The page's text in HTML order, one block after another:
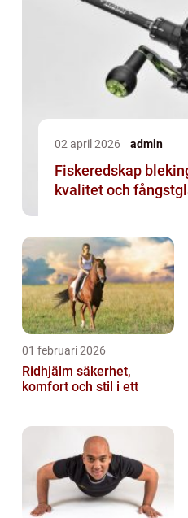
02 april 2026 admin
Fiskeredskap blekinge
kvalitet och
01 februari 2026
Ridhjälm säkerhet,
komfort och stil i ett